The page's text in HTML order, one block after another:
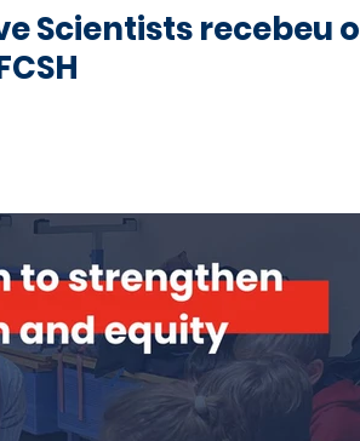
Scientists recebeu o